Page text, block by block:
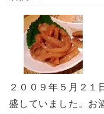
２００９年５月２１
盛していました。お